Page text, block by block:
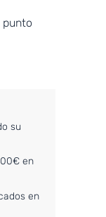
punto
su
en
en